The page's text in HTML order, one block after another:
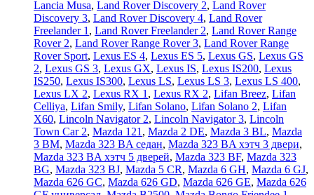
Lancia Musa, Land Rover Discovery 2, Land Rover
Discovery 3, Land Rover Discovery 4, Land Rover
Freelander 1 , Land Rover Freelander 2, Land Rover Range
Rover 2, Land Rover Range Rover 3, Land Rover Range
Rover Sport, Lexus ES 4, Lexus ES 5, Lexus GS, Lexus GS
2, Lexus GS 3, Lexus GX, Lexus IS, Lexus IS200, Lexus
IS250, Lexus IS300, Lexus LS, Lexus LS 3, Lexus LS 400,
Lexus LX 2, Lexus RX 1 , Lexus RX 2, Lifan Breez, Lifan
Celliya, Lifan Smily, Lifan Solano, Lifan Solano 2, Lifan
X60, Lincoln Navigator 2, Lincoln Navigator 3, Lincoln
Town Car 2, Mazda 121 , Mazda 2 DE, Mazda 3 BL, Mazda
3 BM, Mazda 323 BA седан, Mazda 323 BA хэтч 3 двери,
Mazda 323 BA хэтч 5 дверей, Mazda 323 BF, Mazda 323
BG, Mazda 323 BJ, Mazda 5 CR, Mazda 6 GH, Mazda 6 GJ,
Mazda 626 GC, Mazda 626 GD, Mazda 626 GE, Mazda 626